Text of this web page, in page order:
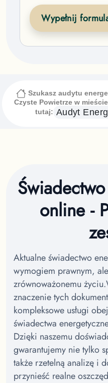
Wypełnij
Szukasz audytu
Czyste Powietrze w
tutaj: Audyt
online -
Aktualne świadectwo
wymogiem prawnym,
zrównoważonemu życiu.
znaczenie tych
kompleksowe usługi
świadectwa
Dzięki naszemu
gwarantujemy nie tylko
także rzetelną analizę i
przynieść realne